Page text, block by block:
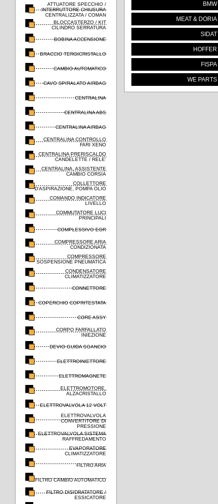
ATTUATORE SPECCHIO /
INTERRUTTORE CHIUSURA
CENTRALIZZATA / COMAN
BLOCCASTERZO / KIT
CILINDRO SERRATURA
BOBINA ACCENSIONE
BRACCIO TERGICRISTALLO
CAMBIO AUTOMATICO
CAVO SPIRALATO AIRBAG
CENTRALINA
CENTRALINA ABS
CENTRALINA AIRBAG
CENTRALINA CONTROLLO
FARI XENO
CENTRALINA PRERISCALDO
CANDELETTE / RELE'
CENTRALINA, ASSISTENTE
CAMBIO CORSIA
COLLETTORE
D'ASPIRAZIONE, POMPA OLIO
COMANDO INDICATORE
LIVELLO
COMMUTATORE LUCI
PRINCIPALI
COMPLESSIVO EGR
COMPRESSORE ARIA
CONDIZIONATA
COMPRESSORE
SOSPENSIONE PNEUMATICA
CONDENSATORE
CLIMATIZZATORE
CONNETTORE
COPERCHIO COPRITESTATA
CORE ASSY
CORPO FARFALLATO
INIEZIONE
DEVIO GUIDA SGANCIO
ELETTROINIETTORE
ELETTROMAGNETE
ELETTROMOTORE,
ALZACRISTALLO
ELETTROVALVOLA 12 VOLT
ELETTROVALVOLA
CONVERTITORE DI
PRESSIONE
ELETTROVALVOLA SISTEMA
RAFFREDAMENTO
EVAPORATORE
CLIMATIZZATORE
FILTRO ARIA
FILTRO CAMBIO AUTOMATICO
FILTRO DISIDRATATORE /
ESSICATORE
BMW
MEAT & DORIA
SIDAT
HOFFER
FISPA
WE PARTS